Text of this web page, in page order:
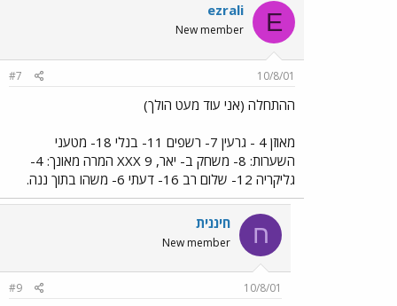
E
ezrali
New member
10/8/01
#7
ההתחלה (אני עוד מעט הולך)
מאוזן 4 - גרעין 7- רשפים 11- בנלי 18- מטעני
השערות: 8- משחק ב- יאר, 9 XXX המרה מאונך: 4-
גליקריה 12- שלום רב 16- דעתי 6- משהו בתוך ננה.
ח חיננית
New member
10/8/01
#9